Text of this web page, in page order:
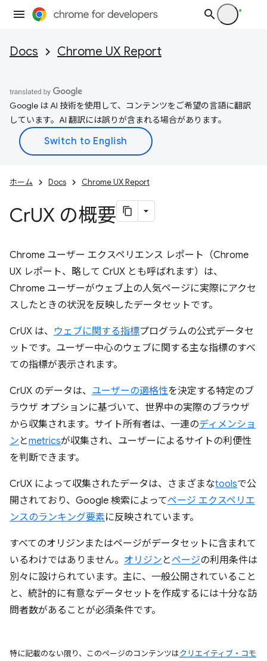
Docs Chrome UX Report
Google は AI 技術を使用して、コンテンツをご希望の言語に翻訳
しています。AI 翻訳には誤りが含まれる場合があります。
ホーム Docs Chrome UX Report
CrUX の概要
Chrome ユーザー エクスペリエンス レポート（Chrome
UX レポート、略して CrUX とも呼ばれます）は、
Chrome ユーザーがウェブ上の人気ページに実際にアクセ
スしたときの状況を反映したデータセットです。
CrUX は、 ウェブに関する指標プログラムの公式データセ
ットです。ユーザー中心のウェブに関する主な指標のすべ
ての指標が表示されます。
CrUX のデータは、 ユーザーの適格性を決定する特定のブ
ラウザ オプションに基づいて、世界中の実際のブラウザ
から収集されます。サイト所有者は、一連のディメンショ
ン とmetricsが収集され、ユーザーによるサイトの利便性
を判断できます。
CrUX によって収集されたデータは、さまざまなtoolsで公
開されており、Google 検索によってページ エクスペリエ
ンスのランキング要素に反映されています。
すべてのオリジンまたはページがデータセットに含まれて
いるわけではありません。 オリジン とページの利用条件は
別々に設けられています。主に、一般公開されていること
と、統計的に有意なデータセットを作成するには十分な訪
問者数があることが必須条件です。
特に記載のない限り、このページのコンテンツはクリエイティブ・コモ